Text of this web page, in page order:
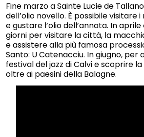
Fine marzo a Sainte Lucie de
dell’olio novello. È possibile visitare
e gustare l’olio dell’annata. In
giorni per visitare la città, la
e assistere alla più famosa
Santo: U Catenacciu. In giugno,
festival del jazz di Calvi e scoprire
oltre ai paesini della Balagne.